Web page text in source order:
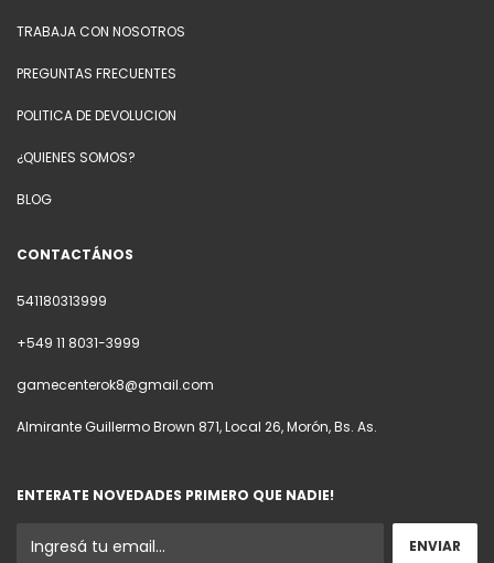
TRABAJA CON NOSOTROS
PREGUNTAS FRECUENTES
POLITICA DE DEVOLUCION
¿QUIENES SOMOS?
BLOG
CONTACTÁNOS
541180313999
+549 11 8031-3999
gamecenterok8@gmail.com
Almirante Guillermo Brown 871, Local 26, Morón, Bs. As.
ENTERATE NOVEDADES PRIMERO QUE NADIE!